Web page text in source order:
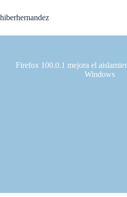
al
contenido
hiberhernandez
Firefox 100.0.1 mejora el
Windows